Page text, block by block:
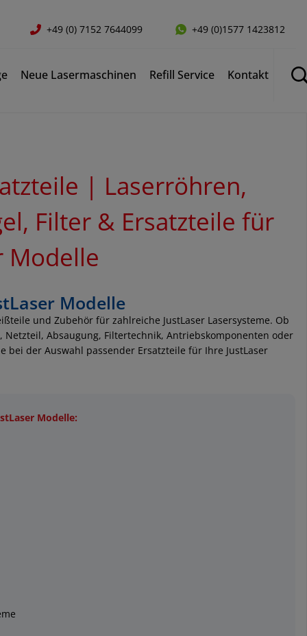
+49 (0) 7152 7644099 +49 (0)1577 1423812
Neue Lasermaschinen Refill Service Kontakt
| Laserröhren,
Filter & Ersatzteile für
Modelle
Modelle
und Zubehör für zahlreiche JustLaser Lasersysteme. Ob
Netzteil, Absaugung, Filtertechnik, Antriebskomponenten oder
bei der Auswahl passender Ersatzteile für Ihre JustLaser
Modelle: